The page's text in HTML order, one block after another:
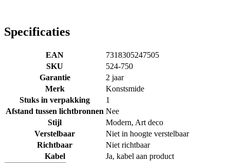
Specificaties
EAN
7318305247505
SKU
524-750
Garantie
2 jaar
Merk
Konstsmide
Stuks in verpakking
1
Afstand tussen lichtbronnen Nee
Stijl
Modern, Art deco
Verstelbaar
Niet in hoogte verstelbaar
Richtbaar
Niet richtbaar
Kabel
Ja, kabel aan product